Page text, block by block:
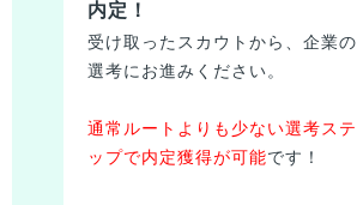
内定！
受け取ったスカウトから、企業の
選考にお進みください。
通常ルートよりも少ない選考ステ
ップで内定獲得が可能です！